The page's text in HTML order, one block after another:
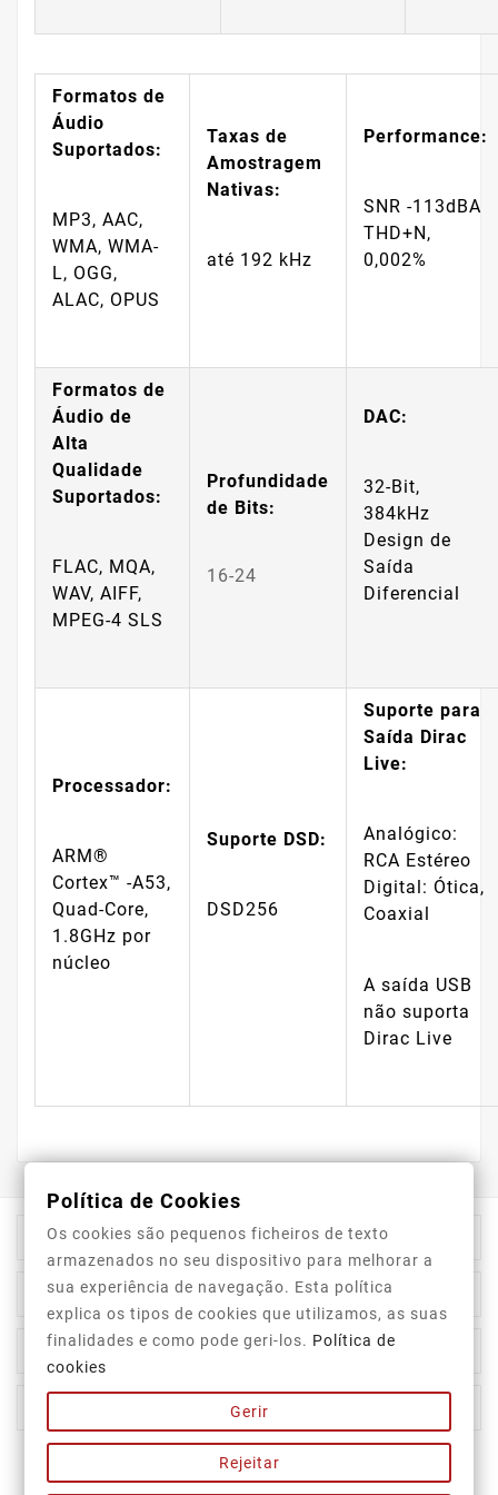
Formatos de
Áudio
Suportados:
MP3, AAC,
WMA, WMA-
L, OGG,
ALAC, OPUS
Taxas de
Amostragem
Nativas:
até 192 kHz
Performance:
SNR -113dBA
THD+N,
0,002%
Formatos de
Áudio de
Alta
Qualidade
Suportados:
FLAC, MQA,
WAV, AIFF,
MPEG-4 SLS
Profundidade
de Bits:
16-24
DAC:
32-Bit,
384kHz
Design de
Saída
Diferencial
Processador:
ARM®
Cortex™ -A53,
Quad-Core,
1.8GHz por
núcleo
Suporte DSD:
DSD256
Suporte para
Saída Dirac
Live:
Analógico:
RCA Estéreo
Digital: Ótica,
Coaxial
A saída USB
não suporta
Dirac Live
Información De La Tienda
Category
Our Company
Newsletter
Política de Cookies
Os cookies são pequenos ficheiros de texto
armazenados no seu dispositivo para melhorar a
sua experiência de navegação. Esta política
explica os tipos de cookies que utilizamos, as suas
finalidades e como pode geri-los. Política de
cookies
Gerir
Rejeitar